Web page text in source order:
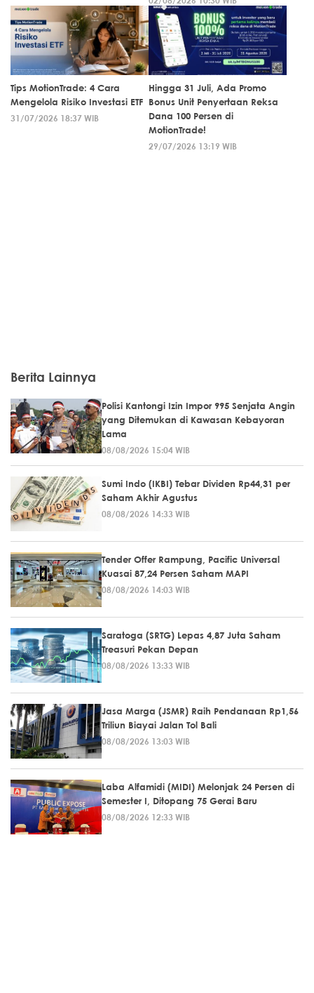
Tips MotionTrade: 4 Cara
Mengelola Risiko Investasi ETF
31/07/2026 18:37 WIB
Hingga 31 Juli, Ada Promo
Bonus Unit Penyertaan Reksa
Dana 100 Persen di
MotionTrade!
29/07/2026 13:19 WIB
Berita Lainnya
Polisi Kantongi Izin Impor 995 Senjata Angin
yang Ditemukan di Kawasan Kebayoran
Lama
08/08/2026 15:04 WIB
Sumi Indo (IKBI) Tebar Dividen Rp44,31 per
Saham Akhir Agustus
08/08/2026 14:33 WIB
Tender Offer Rampung, Pacific Universal
Kuasai 87,24 Persen Saham MAPI
08/08/2026 14:03 WIB
Saratoga (SRTG) Lepas 4,87 Juta Saham
Treasuri Pekan Depan
08/08/2026 13:33 WIB
Jasa Marga (JSMR) Raih Pendanaan Rp1,56
Triliun Biayai Jalan Tol Bali
08/08/2026 13:03 WIB
Laba Alfamidi (MIDI) Melonjak 24 Persen di
Semester I, Ditopang 75 Gerai Baru
08/08/2026 12:33 WIB